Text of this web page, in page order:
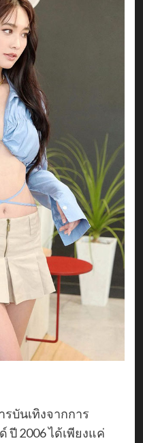
รบันเทิงจากการ
ปี 2006 ได้เพียงแค่